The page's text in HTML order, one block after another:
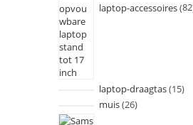
laptop-accessoires 82
laptop-draagtas 15
muis 26